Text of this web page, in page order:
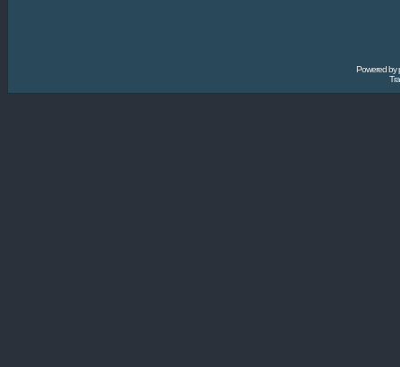
Powered by